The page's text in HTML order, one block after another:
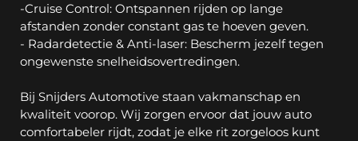
-Cruise Control: Ontspannen rijden op lange
afstanden zonder constant gas te hoeven geven.
- Radardetectie & Anti-laser: Bescherm jezelf tegen
ongewenste snelheidsovertredingen.
Bij Snijders Automotive staan vakmanschap en
kwaliteit voorop. Wij zorgen ervoor dat jouw auto
comfortabeler rijdt, zodat je elke rit zorgeloos kunt